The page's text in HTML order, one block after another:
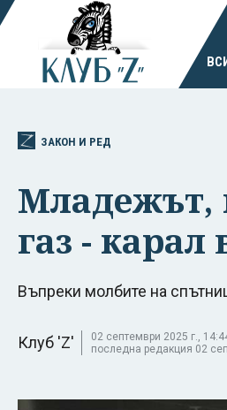
ЗАКОН И РЕД
Младежът,
газ - карал
Въпреки молбите на
Клуб 'Z'
02 септември 2025 г.,
последна редакция 02